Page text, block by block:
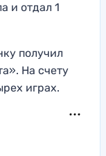
и отдал 1
получил
На счету
играх.